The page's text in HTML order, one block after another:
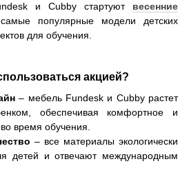
и Cubby стартуют весенние
популярные модели детских
для обучения.
акцией?
– мебель Fundesk и Cubby растет
обеспечивая комфортное и
время обучения.
– все материалы экологически
детей и отвечают международным